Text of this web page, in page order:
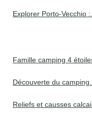
Explorer Porto-Vecchio :...
Famille camping 4
Découverte du camping...
Reliefs et causses